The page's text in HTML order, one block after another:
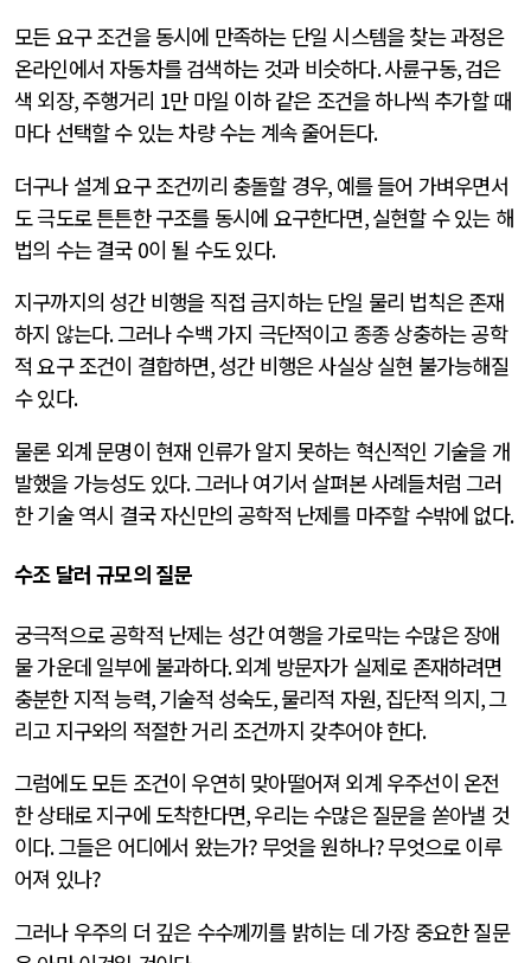
모든 요구 조건을 동시에 만족하는 단일 시스템을 찾는 과정은
온라인에서 자동차를 검색하는 것과 비슷하다.사륜구동,검은
색 외장,주행거리 1만 마일 이하 같은 조건을 하나씩 추가할 때
마다 선택할 수 있는 차량 수는 계속 줄어든다.
더구나 설계 요구 조건끼리 충돌할 경우, 예를 들어 가벼우면서
도 극도로 튼튼한 구조를 동시에 요구한다면,실현할 수 있는 해
법의 수는 결국 0이 될 수도 있다.
지구까지의 성간 비행을 직접 금지하는 단일 물리 법칙은 존재
하지 않는다.그러나 수백 가지 극단적이고 종종 상충하는 공학
적 요구 조건이 결합하면,성간 비행은 사실상 실현 불가능해질
수 있다.
물론 외계 문명이 현재 인류가 알지 못하는 혁신적인 기술을 개
발했을 가능성도 있다.그러나 여기서 살펴본 사례들처럼 그러
한 기술 역시 결국 자신만의 공학적 난제를 마주할 수밖에 없다.
수조 달러 규모의 질문
궁극적으로 공학적 난제는 성간 여행을 가로막는 수많은 장애
물 가운데 일부에 불과하다.외계 방문자가 실제로 존재하려면
충분한 지적 능력,기술적 성숙도,물리적 자원, 집단적 의지,그
리고 지구와의 적절한 거리 조건까지 갖추어야 한다.
그럼에도 모든 조건이 우연히 맞아떨어져 외계 우주선이 온전
한 상태로 지구에 도착한다면,우리는 수많은 질문을 쏟아낼 것
이다.그들은 어디에서 왔는가? 무엇을 원하나?무엇으로 이루
어져 있나?
그러나 우주의 더 깊은 수수께끼를 밝히는 데 가장 중요한 질문